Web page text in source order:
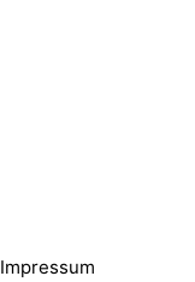
Impressum